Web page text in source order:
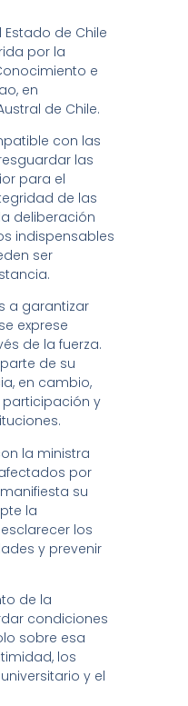
de Chile
por la
e
en
de Chile.
con las
las
para el
de las
deliberación
indispensables
ser
a garantizar
exprese
de la fuerza.
de su
en cambio,
participación y
la ministra
por
su
la
los
y prevenir
de la
condiciones
sobre esa
los
y el